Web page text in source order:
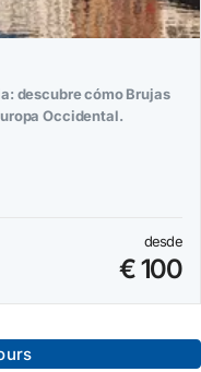
descubre cómo Brujas
Occidental.
desde
€ 100